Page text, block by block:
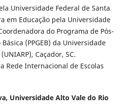
Universidade Federal de Santa
em Educação pela Universidade
do Programa de Pós-
(PPGEB) da Universidade
Caçador, SC.
Rede Internacional de Escolas
Universidade Alto Vale do Rio